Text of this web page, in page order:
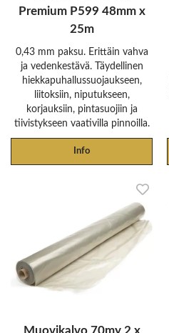
Premium P599 48mm x
25m
0,43 mm paksu. Erittäin vahva
ja vedenkestävä. Täydellinen
hiekkapuhallussuojaukseen,
liitoksiin, niputukseen,
korjauksiin, pintasuojiin ja
tiivistykseen vaativilla pinnoilla.
Info
Muovikalvo 70my 2 x